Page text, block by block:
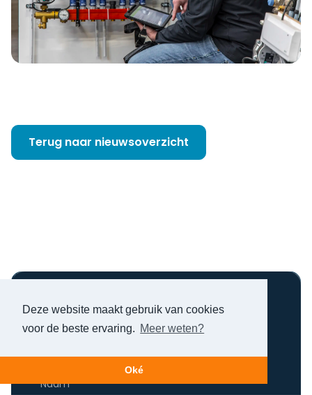
Deze website maakt gebruik van cookies
voor de beste ervaring. Meer weten?
Oké
Terug naar nieuwsoverzicht
Nog niet helder?